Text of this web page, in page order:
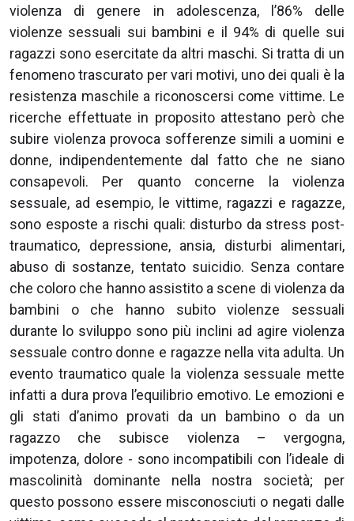
violenza di genere in adolescenza, l’86% delle
violenze sessuali sui bambini e il 94% di quelle sui
ragazzi sono esercitate da altri maschi. Si tratta di un
fenomeno trascurato per vari motivi, uno dei quali è la
resistenza maschile a riconoscersi come vittime. Le
ricerche effettuate in proposito attestano però che
subire violenza provoca sofferenze simili a uomini e
donne, indipendentemente dal fatto che ne siano
consapevoli. Per quanto concerne la violenza
sessuale, ad esempio, le vittime, ragazzi e ragazze,
sono esposte a rischi quali: disturbo da stress post-
traumatico, depressione, ansia, disturbi alimentari,
abuso di sostanze, tentato suicidio. Senza contare
che coloro che hanno assistito a scene di violenza da
bambini o che hanno subito violenze sessuali
durante lo sviluppo sono più inclini ad agire violenza
sessuale contro donne e ragazze nella vita adulta. Un
evento traumatico quale la violenza sessuale mette
infatti a dura prova l’equilibrio emotivo. Le emozioni e
gli stati d’animo provati da un bambino o da un
ragazzo che subisce violenza – vergogna,
impotenza, dolore - sono incompatibili con l’ideale di
mascolinità dominante nella nostra società; per
questo possono essere misconosciuti o negati dalle